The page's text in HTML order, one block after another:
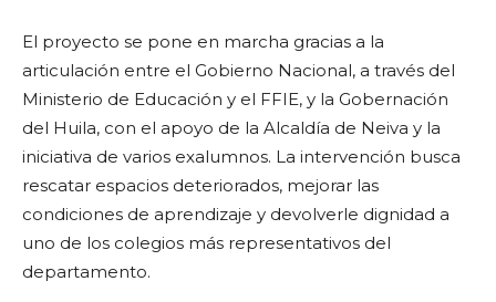
El proyecto se pone en marcha gracias a la
articulación entre el Gobierno Nacional, a través del
Ministerio de Educación y el FFIE, y la Gobernación
del Huila, con el apoyo de la Alcaldía de Neiva y la
iniciativa de varios exalumnos. La intervención busca
rescatar espacios deteriorados, mejorar las
condiciones de aprendizaje y devolverle dignidad a
uno de los colegios más representativos del
departamento.